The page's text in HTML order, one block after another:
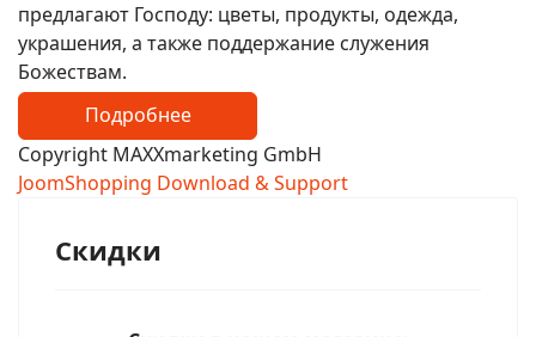
предлагают Господу: цветы, продукты, одежда,
украшения, а также поддержание служения
Божествам.
Подробнее
Copyright MAXXmarketing GmbH
JoomShopping Download & Support
Скидки